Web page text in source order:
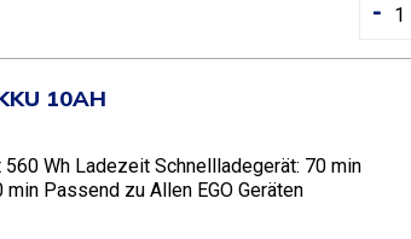
-
10AH
Wh Ladezeit Schnellladegerät: 70 min
Passend zu Allen EGO Geräten